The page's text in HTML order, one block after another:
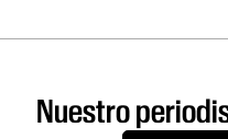
Nuestro